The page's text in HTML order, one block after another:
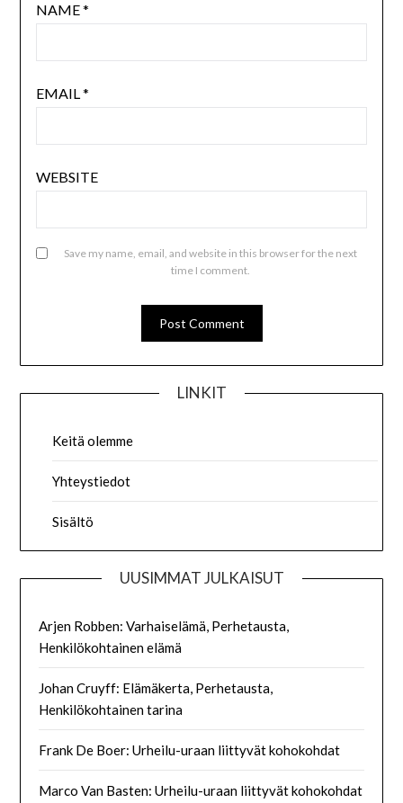
NAME*
EMAIL*
WEBSITE
Save my name, email, and website in this browser for the next
time I comment.
LINKIT
Keitä olemme
Yhteystiedot
Sisältö
UUSIMMAT JULKAISUT
Arjen Robben: Varhaiselämä, Perhetausta,
Henkilökohtainen elämä
Johan Cruyff: Elämäkerta, Perhetausta,
Henkilökohtainen tarina
Frank De Boer: Urheilu-uraan liittyvät kohokohdat
Marco Van Basten: Urheilu-uraan liittyvät kohokohdat